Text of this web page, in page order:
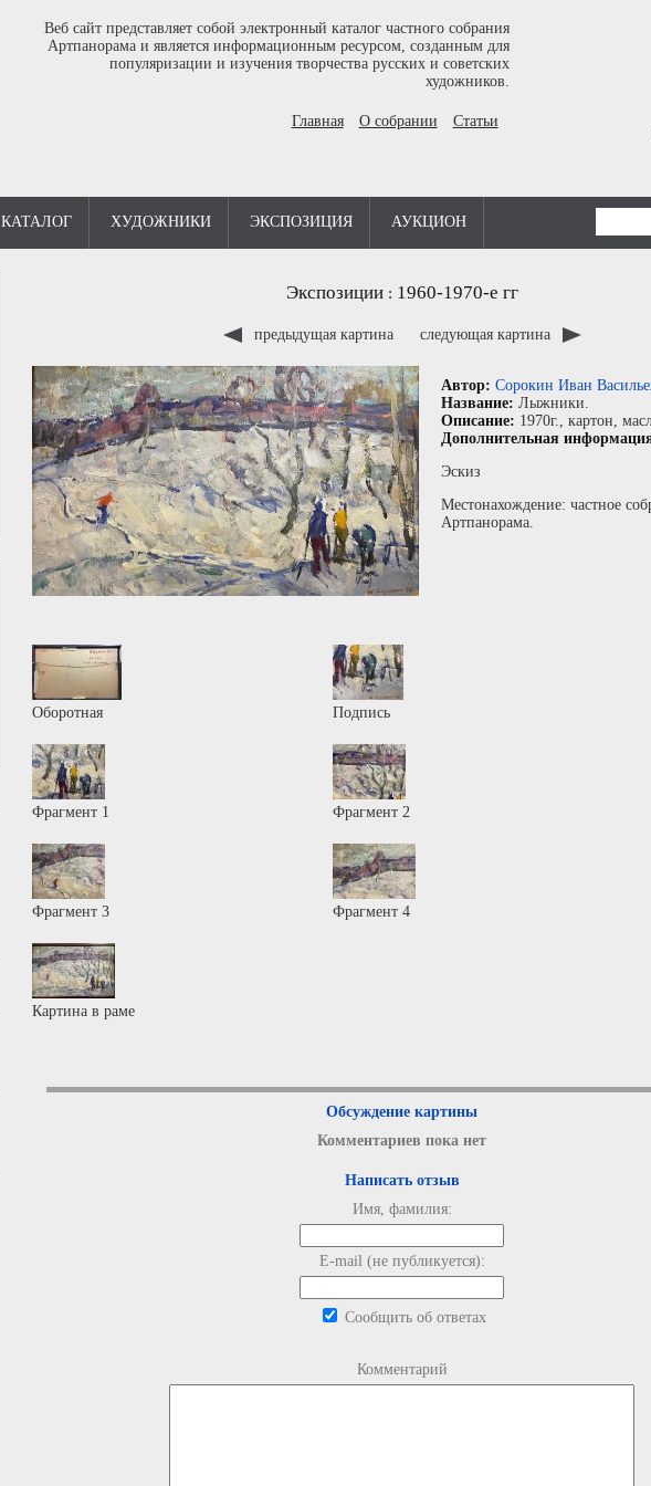
Веб сайт представляет собой электронный каталог частного собрания
Артпанорама и является информационным ресурсом, созданным для
популяризации и изучения творчества русских и советских
художников.
Главная О собрании Статьи
КАТАЛОГ ХУДОЖНИКИ ЭКСПОЗИЦИЯ АУКЦИОН
Экспозиции: 1960-1970-е гг
предыдущая картина следующая картина
Автор: Сорокин Иван
Название: Лыжники.
Описание: 1970г., картон,
Дополнительная
Эскиз
Местонахождение: частное
Артпанорама.
Оборотная Подпись
Фрагмент 1 Фрагмент 2
Фрагмент 3 Фрагмент 4
Картина в раме
Обсуждение картины
Комментариев пока нет
Написать отзыв
Имя, фамилия:
E-mail (не публикуется):
Сообщить об ответах
Комментарий